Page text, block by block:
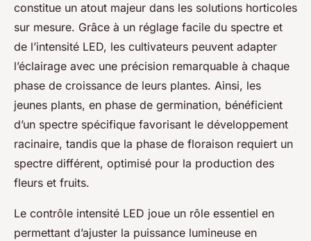
constitue un atout majeur dans les solutions horticoles
sur mesure. Grâce à un réglage facile du spectre et
de l’intensité LED, les cultivateurs peuvent adapter
l’éclairage avec une précision remarquable à chaque
phase de croissance de leurs plantes. Ainsi, les
jeunes plants, en phase de germination, bénéficient
d’un spectre spécifique favorisant le développement
racinaire, tandis que la phase de floraison requiert un
spectre différent, optimisé pour la production des
fleurs et fruits.
Le contrôle intensité LED joue un rôle essentiel en
permettant d’ajuster la puissance lumineuse en